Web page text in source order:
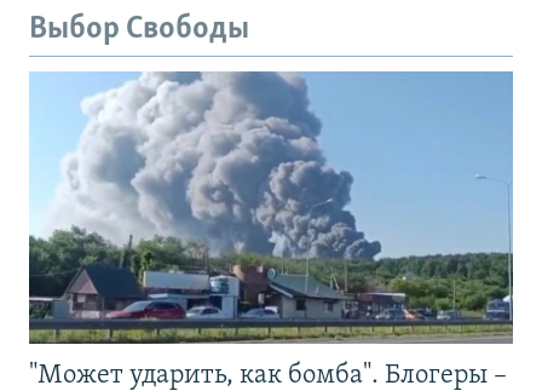
Выбор Свободы
"Может ударить, как бомба". Блогеры –